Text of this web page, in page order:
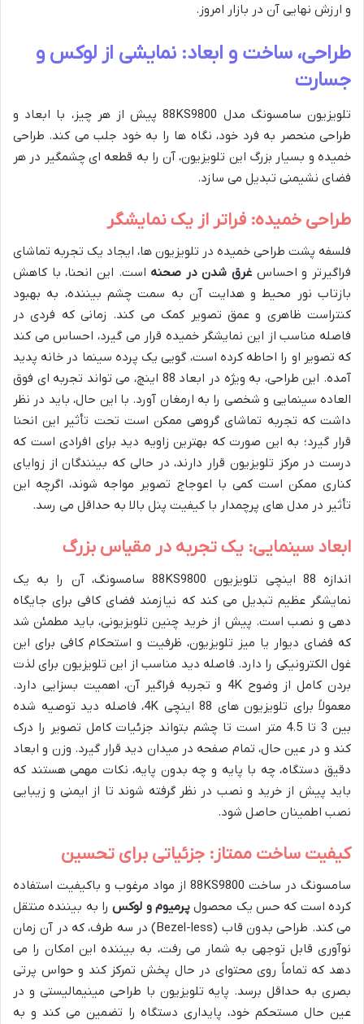
و ارزش نهایی آن در بازار امروز.
طراحی، ساخت و ابعاد: نمایشی از لوکس و
جسارت
تلویزیون سامسونگ مدل 88KS9800 پیش از هر چیز، با ابعاد و
طراحی منحصر به فرد خود، نگاه ها را به خود جلب می کند. طراحی
خمیده و بسیار بزرگ این تلویزیون، آن را به قطعه ای چشمگیر در هر
فضای نشیمنی تبدیل می سازد.
طراحی خمیده: فراتر از یک نمایشگر
فلسفه پشت طراحی خمیده در تلویزیون ها، ایجاد یک تجربه تماشای
فراگیرتر و احساس غرق شدن در صحنه است. این انحنا، با کاهش
بازتاب نور محیط و هدایت آن به سمت چشم بیننده، به بهبود
کنتراست ظاهری و عمق تصویر کمک می کند. زمانی که فردی در
فاصله مناسب از این نمایشگر خمیده قرار می گیرد، احساس می کند
که تصویر او را احاطه کرده است، گویی یک پرده سینما در خانه پدید
آمده. این طراحی، به ویژه در ابعاد 88 اینچ، می تواند تجربه ای فوق
العاده سینمایی و شخصی را به ارمغان آورد. با این حال، باید در نظر
داشت که تجربه تماشای گروهی ممکن است تحت تأثیر این انحنا
قرار گیرد؛ به این صورت که بهترین زاویه دید برای افرادی است که
درست در مرکز تلویزیون قرار دارند، در حالی که بینندگان از زوایای
کناری ممکن است کمی با اعوجاج تصویر مواجه شوند، اگرچه این
تأثیر در مدل های پرچمدار با کیفیت پنل بالا به حداقل می رسد.
ابعاد سینمایی: یک تجربه در مقیاس بزرگ
اندازه 88 اینچی تلویزیون 88KS9800 سامسونگ، آن را به یک
نمایشگر عظیم تبدیل می کند که نیازمند فضای کافی برای جایگاه
دهی و نصب است. پیش از خرید چنین تلویزیونی، باید مطمئن شد
که فضای دیوار یا میز تلویزیون، ظرفیت و استحکام کافی برای این
غول الکترونیکی را دارد. فاصله دید مناسب از این تلویزیون برای لذت
بردن کامل از وضوح 4K و تجربه فراگیر آن، اهمیت بسزایی دارد.
معمولاً برای تلویزیون های 88 اینچی 4K، فاصله دید توصیه شده
بین 3 تا 4.5 متر است تا چشم بتواند جزئیات کامل تصویر را درک
کند و در عین حال، تمام صفحه در میدان دید قرار گیرد. وزن و ابعاد
دقیق دستگاه، چه با پایه و چه بدون پایه، نکات مهمی هستند که
باید پیش از خرید و نصب در نظر گرفته شوند تا از ایمنی و زیبایی
نصب اطمینان حاصل شود.
کیفیت ساخت ممتاز: جزئیاتی برای تحسین
سامسونگ در ساخت 88KS9800 از مواد مرغوب و باکیفیت استفاده
کرده است که حس یک محصول پرمیوم و لوکسرا به بیننده منتقل
می کند. طراحی بدون قاب (Bezel-less) در سه طرف، که در آن زمان
نوآوری قابل توجهی به شمار می رفت، به بیننده این امکان را می
دهد که تماماً روی محتوای در حال پخش تمرکز کند و حواس پرتی
بصری به حداقل برسد. پایه تلویزیون با طراحی مینیمالیستی و در
عین حال مستحکم خود، پایداری دستگاه را تضمین می کند و به